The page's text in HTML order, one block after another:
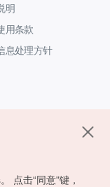
明
用条款
息处理方针
点击“同意"键，